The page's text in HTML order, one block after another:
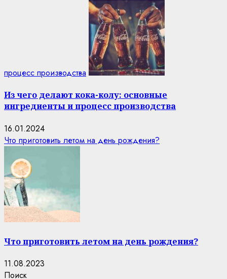
процесс производства
Из чего делают кока-колу: основные
ингредиенты и процесс производства
16.01.2024
Что приготовить летом на день рождения?
Что приготовить летом на день рождения?
11.08.2023
Поиск